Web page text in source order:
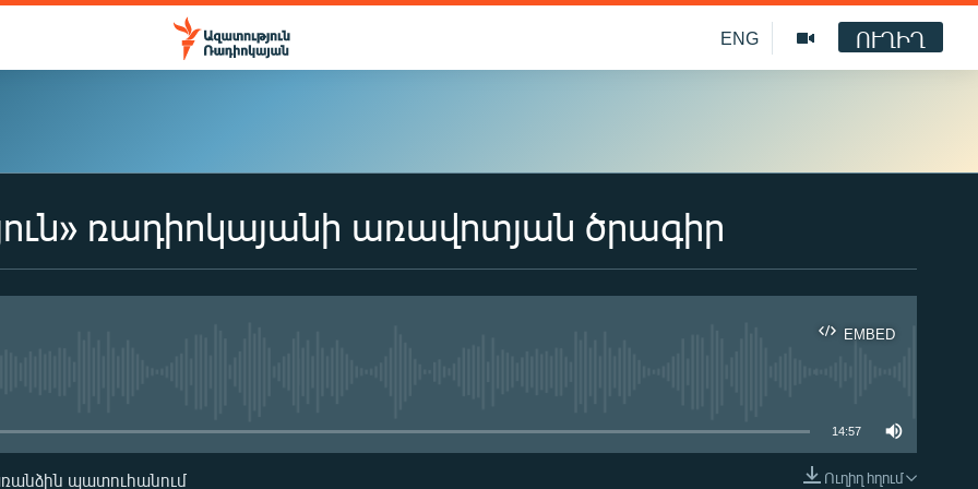
ENG ՈՒՂԻՂ
ռադիոկայանի առավոտյան ծրագիր
EMBED
14:57
Ուղիղ հղում
պատուհանում